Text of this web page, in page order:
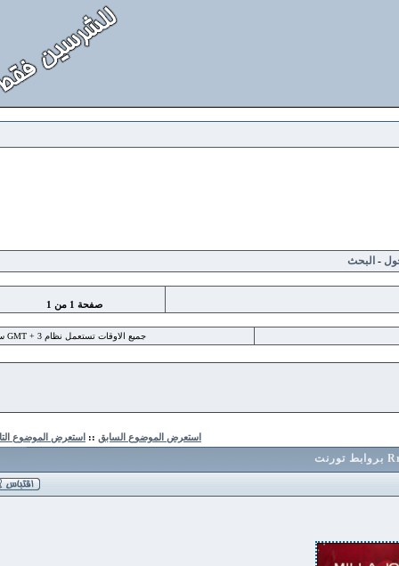
صفحة1من1
جميع الاوقات تستعمل نظام GMT + 3 ساعة
استعرض الموضوع السابق ::استعرض الموضوع التالي